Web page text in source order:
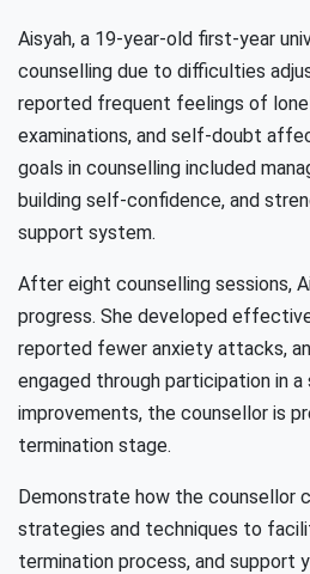
Aisyah, a 19-year-old first-year
counselling due to difficulties
reported frequent feelings of
examinations, and self-doubt
goals in counselling included
building self-confidence, and
support system.
After eight counselling sessions,
progress. She developed
reported fewer anxiety attacks,
engaged through participation in
improvements, the counsellor is
termination stage.
Demonstrate how the counsellor
strategies and techniques to
termination process, and support